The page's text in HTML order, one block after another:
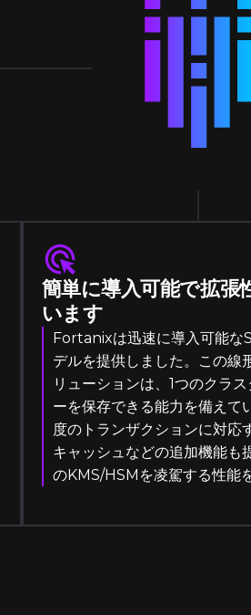
簡単に導入可能で拡張
います
Fortanixは迅速に導入可能な
デルを提供しました。この線
リューションは、1つのクラ
ーを保存できる能力を備えて
度のトランザクションに対応
キャッシュなどの追加機能も
のKMS/HSMを凌駕する性能